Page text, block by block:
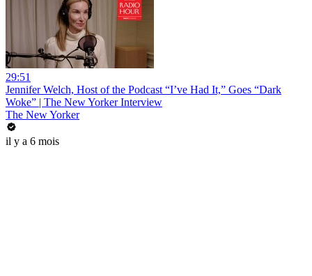
29:51
Jennifer Welch, Host of the Podcast “I’ve Had It,” Goes “Dark
Woke” | The New Yorker Interview
The New Yorker
il y a 6 mois